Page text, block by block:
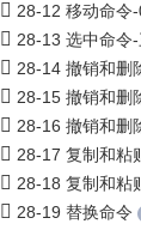
28-12 移动命令
28-13 选中命令
28-14 撤销和删
28-15 撤销和删
28-16 撤销和删
28-17 复制和粘
28-18 复制和粘
28-19 替换命令